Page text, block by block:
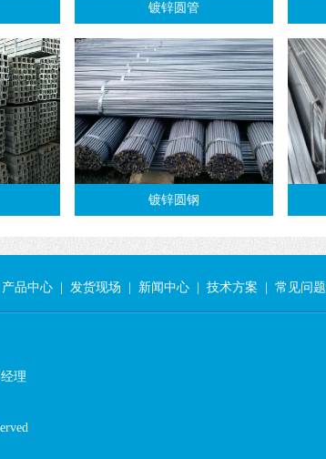
镀锌圆管
镀锌圆钢
产品中心 发货现场 新闻中心 技术方案 常见问题
理